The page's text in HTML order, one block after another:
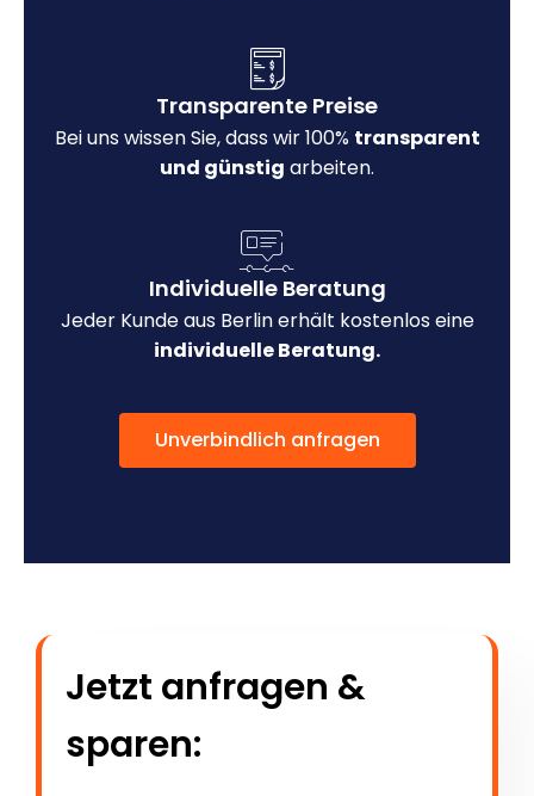
Transparente Preise
Bei uns wissen Sie, dass wir 100% transparent
und günstig arbeiten.
Individuelle Beratung
Jeder Kunde aus Berlin erhält kostenlos eine
individuelle Beratung.
Unverbindlich anfragen
Jetzt anfragen &
sparen: